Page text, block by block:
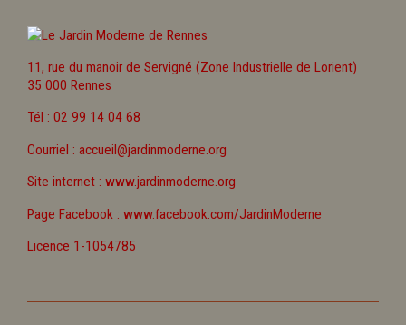
11, rue du manoir de Servigné (Zone Industrielle de Lorient)
35 000 Rennes
Tél : 02 99 14 04 68
Courriel : accueil@jardinmoderne.org
Site internet : www.jardinmoderne.org
Page Facebook : www.facebook.com/JardinModerne
Licence 1-1054785